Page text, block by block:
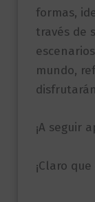
formas,
través de
mundo,
¡A seguir
¡Claro que